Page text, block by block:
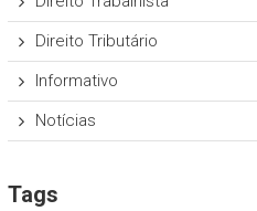
Direito Tributário
Informativo
Notícias
Tags